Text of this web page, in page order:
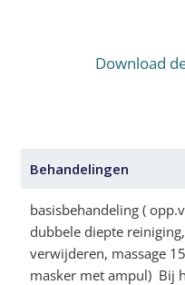
Download
Behandelingen
basisbehandeling (
dubbele diepte
verwijderen, massage
masker met ampul) Bij